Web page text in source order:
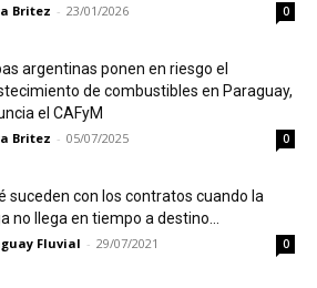
Britez - 23/01/2026 0
argentinas ponen en riesgo el
de combustibles en Paraguay,
el CAFyM
Britez - 05/07/2025 0
suceden con los contratos cuando la
no llega en tiempo a destino...
Fluvial - 29/07/2021 0